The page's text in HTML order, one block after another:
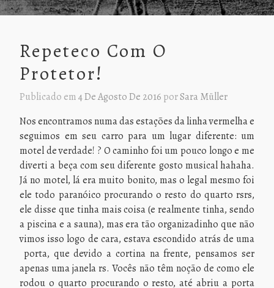
Repeteco Com O
Protetor!
Publicado em4 De Agosto De 2016 porSara Müller
Nos encontramos numa das estações da linha vermelha e
seguimos em seu carro para um lugar diferente: um
motel de verdade! ? O caminho foi um pouco longo e me
diverti a beça com seu diferente gosto musical hahaha.
Já no motel, lá era muito bonito, mas o legal mesmo foi
ele todo paranóico procurando o resto do quarto rsrs,
ele disse que tinha mais coisa (e realmente tinha, sendo
a piscina e a sauna), mas era tão organizadinho que não
vimos isso logo de cara, estava escondido atrás de uma
porta, que devido a cortina na frente, pensamos ser
apenas uma janela rs. Vocês não têm noção de como ele
rodou o quarto procurando o resto, até abriu a porta